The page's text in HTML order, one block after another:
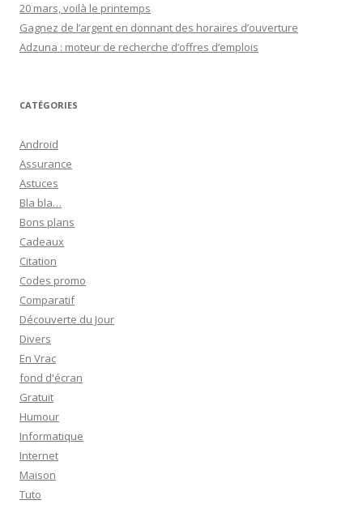
20 mars, voilà le printemps
Gagnez de l’argent en donnant des horaires d’ouverture
Adzuna : moteur de recherche d’offres d’emplois
CATÉGORIES
Android
Assurance
Astuces
Bla bla…
Bons plans
Cadeaux
Citation
Codes promo
Comparatif
Découverte du Jour
Divers
En Vrac
fond d'écran
Gratuit
Humour
Informatique
Internet
Maison
Tuto